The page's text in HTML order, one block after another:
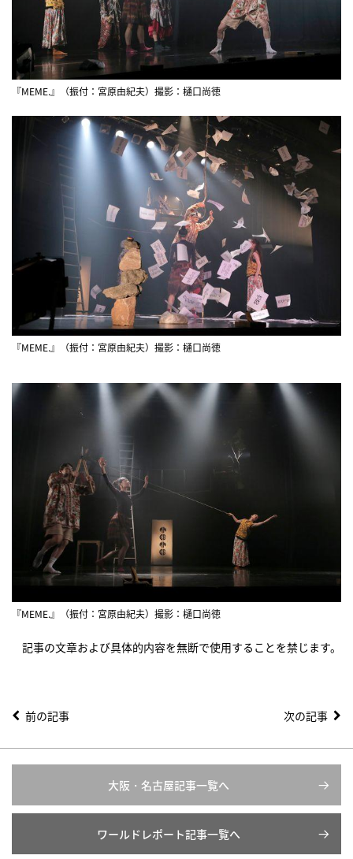
『MEME.』（振付：宮原由紀夫）撮影：樋口尚徳
『MEME.』（振付：宮原由紀夫）撮影：樋口尚徳
『MEME.』（振付：宮原由紀夫）撮影：樋口尚徳
記事の文章および具体的内容を無断で使用することを禁じます。
前の記事 次の記事
大阪・名古屋記事一覧へ
ワールドレポート記事一覧へ